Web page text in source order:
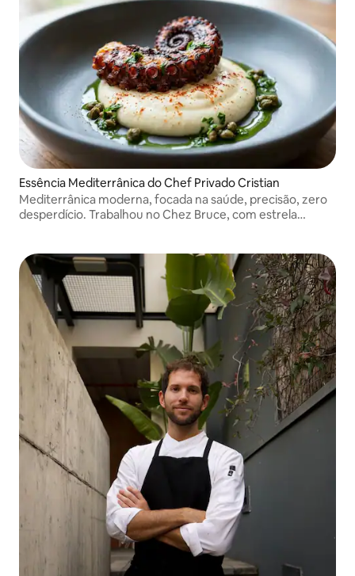
Essência Mediterrânica do Chef Privado Cristian
Mediterrânica moderna, focada na saúde, precisão, zero
desperdício. Trabalhou no Chez Bruce, com estrela